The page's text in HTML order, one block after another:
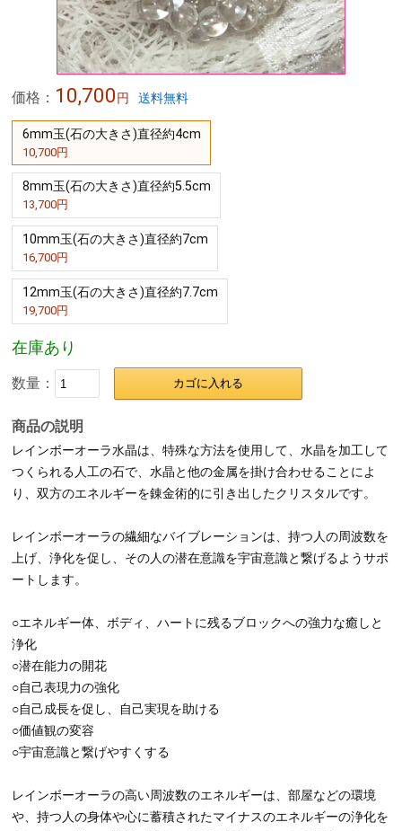
価格：10,700円 送料無料
6mm玉(石の大きさ)直径約4cm
8mm玉(石の大きさ)直径約5.5cm
13,700円
10mm玉(石の大きさ)直径約7cm
16,700円
12mm玉(石の大きさ)直径約7.7cm
19,700円
数量： カゴに入れる
レインボーオーラ水晶は、特殊な方法を使用して、水晶を加工して
つくられる人工の石で、水晶と他の金属を掛け合わせることによ
り、双方のエネルギーを錬金術的に引き出したクリスタルです。
レインボーオーラの繊細なバイブレーションは、持つ人の周波数を
上げ、浄化を促し、その人の潜在意識を宇宙意識と繋げるようサポ
ートします。
○エネルギー体、ボディ、ハートに残るブロックへの強力な癒しと
浄化